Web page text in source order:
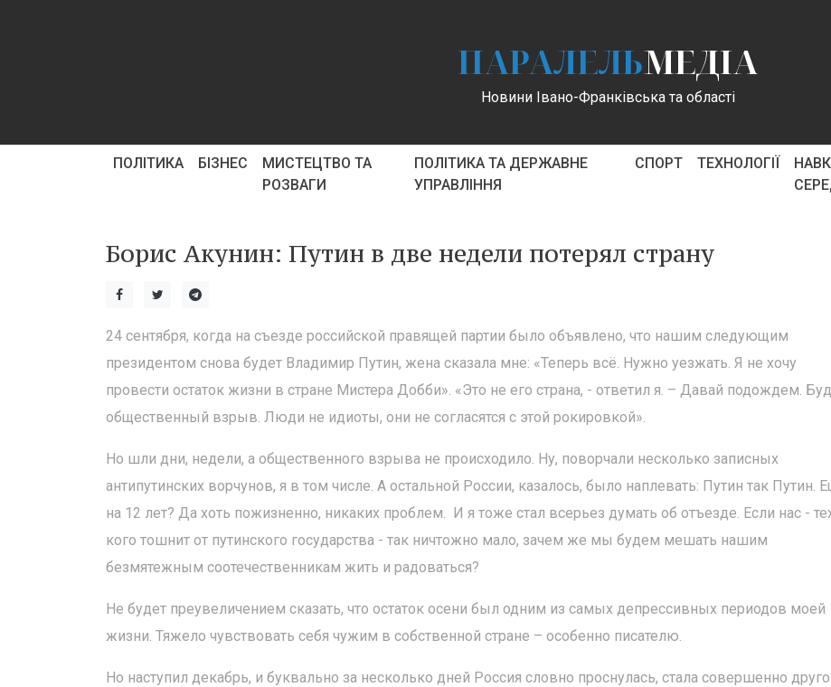
ПАРАЛЕЛЬМЕДІА
Новини Івано-Франківська та області
ПОЛІТИКА БІЗНЕС
МИСТЕЦТВО ТА
РОЗВАГИ
ПОЛІТИКА ТА ДЕРЖАВНЕ
УПРАВЛІННЯ
СПОРТ ТЕХНОЛОГІЇ
Борис Акунин: Путин в две недели потерял страну
24 сентября, когда на съезде российской правящей партии было объявлено, что нашим следующим
президентом снова будет Владимир Путин, жена сказала мне: «Теперь всё. Нужно уезжать. Я не хочу
провести остаток жизни в стране Мистера Добби». «Это не его страна, - ответил я. – Давай подождем.
общественный взрыв. Люди не идиоты, они не согласятся с этой рокировкой».
Но шли дни, недели, а общественного взрыва не происходило. Ну, поворчали несколько записных
антипутинских ворчунов, я в том числе. А остальной России, казалось, было наплевать: Путин так Путин.
на 12 лет? Да хоть пожизненно, никаких проблем. И я тоже стал всерьез думать об отъезде. Если нас -
кого тошнит от путинского государства - так ничтожно мало, зачем же мы будем мешать нашим
безмятежным соотечественникам жить и радоваться?
Не будет преувеличением сказать, что остаток осени был одним из самых депрессивных периодов моей
жизни. Тяжело чувствовать себя чужим в собственной стране – особенно писателю.
Но наступил декабрь, и буквально за несколько дней Россия словно проснулась, стала совершенно